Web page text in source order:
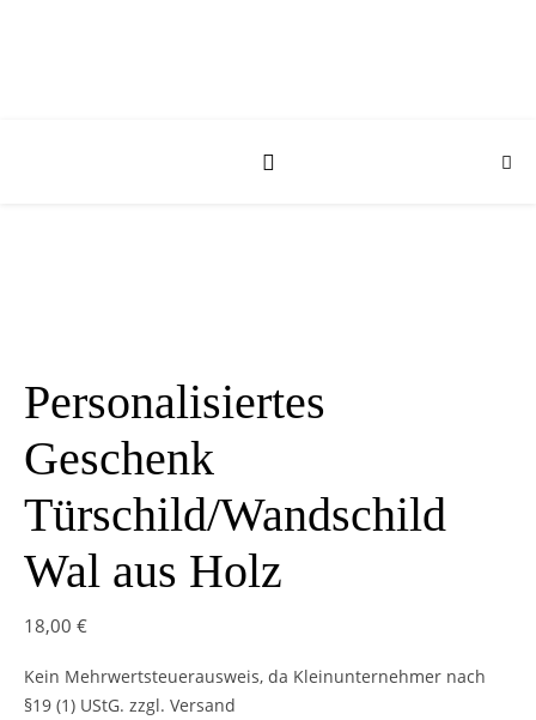
Personalisiertes
Geschenk
Türschild/Wandschild
Wal aus Holz
18,00 €
Kein Mehrwertsteuerausweis, da Kleinunternehmer nach
§19 (1) UStG. zzgl. Versand